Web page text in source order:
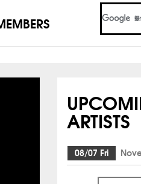
ARTISTS
08/07 Fri